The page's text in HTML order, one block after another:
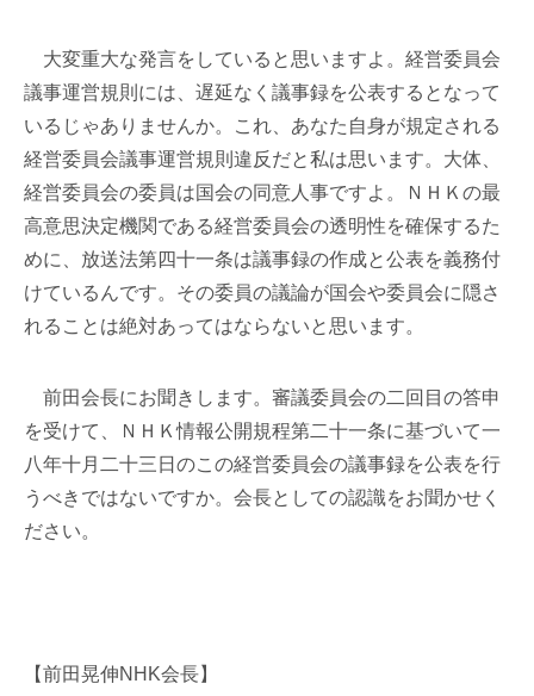
大変重大な発言をしていると思いますよ。経営委員会
議事運営規則には、遅延なく議事録を公表するとなって
いるじゃありませんか。これ、あなた自身が規定される
経営委員会議事運営規則違反だと私は思います。大体、
経営委員会の委員は国会の同意人事ですよ。ＮＨＫの最
高意思決定機関である経営委員会の透明性を確保するた
めに、放送法第四十一条は議事録の作成と公表を義務付
けているんです。その委員の議論が国会や委員会に隠さ
れることは絶対あってはならないと思います。
前田会長にお聞きします。審議委員会の二回目の答申
を受けて、ＮＨＫ情報公開規程第二十一条に基づいて一
八年十月二十三日のこの経営委員会の議事録を公表を行
うべきではないですか。会長としての認識をお聞かせく
ださい。
【前田晃伸NHK会長】